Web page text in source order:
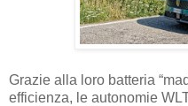
Grazie alla loro batteria
efficienza, le autonomie